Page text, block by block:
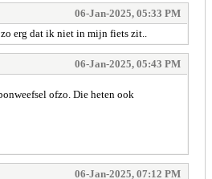
06-Jan-2025, 05:33 PM
erg dat ik niet in mijn fiets zit..
06-Jan-2025, 05:43 PM
ofzo. Die heten ook
06-Jan-2025, 07:12 PM